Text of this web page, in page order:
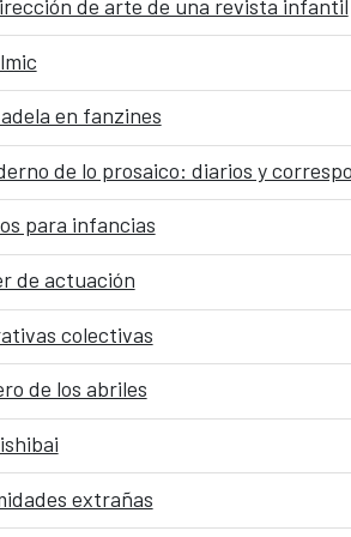
de arte de una revista infantil
en fanzines
de lo prosaico: diarios y
para infancias
de actuación
colectivas
de los abriles
extrañas